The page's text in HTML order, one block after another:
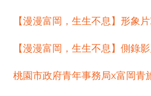
【漫漫富岡，生生不息】形象
【漫漫富岡，生生不息】側錄
桃園市政府青年事務局x富岡青